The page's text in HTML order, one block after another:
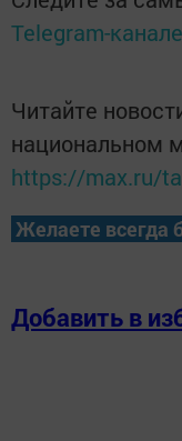
Telegram-канале
Читайте
национальном
https://max.ru/
Желаете всегда
Добавить в